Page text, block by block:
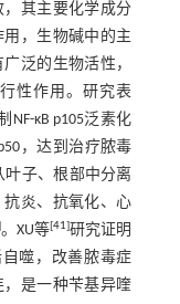
其主要化学成分
，生物碱中的主
泛的生物活性，
性作用。研究表
NF-κB p105泛素化
，达到治疗脓毒
叶子、根部中分离
炎、抗氧化、心
。XU等[41]研究证明
自噬，改善脓毒症
是一种苄基异喹